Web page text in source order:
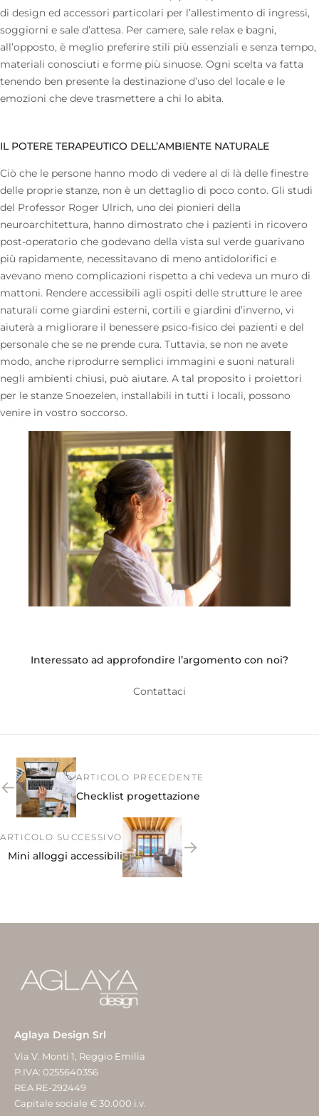
di design ed accessori particolari per l’allestimento di ingressi,
soggiorni e sale d’attesa. Per camere, sale relax e bagni,
all’opposto, è meglio preferire stili più essenziali e senza tempo,
materiali conosciuti e forme più sinuose. Ogni scelta va fatta
tenendo ben presente la destinazione d’uso del locale e le
emozioni che deve trasmettere a chi lo abita.
IL POTERE TERAPEUTICO DELL’AMBIENTE NATURALE
Ciò che le persone hanno modo di vedere al di là delle finestre
delle proprie stanze, non è un dettaglio di poco conto. Gli studi
del Professor Roger Ulrich, uno dei pionieri della
neuroarchitettura, hanno dimostrato che i pazienti in ricovero
post-operatorio che godevano della vista sul verde guarivano
più rapidamente, necessitavano di meno antidolorifici e
avevano meno complicazioni rispetto a chi vedeva un muro di
mattoni. Rendere accessibili agli ospiti delle strutture le aree
naturali come giardini esterni, cortili e giardini d’inverno, vi
aiuterà a migliorare il benessere psico-fisico dei pazienti e del
personale che se ne prende cura. Tuttavia, se non ne avete
modo, anche riprodurre semplici immagini e suoni naturali
negli ambienti chiusi, può aiutare. A tal proposito i proiettori
per le stanze Snoezelen, installabili in tutti i locali, possono
venire in vostro soccorso.
Interessato ad approfondire l’argomento con noi?
Contattaci
← ARTICOLO PRECEDENTE
Checklist progettazione
ARTICOLO SUCCESSIVO
Mini alloggi accessibili →
Aglaya Design Srl
Via V. Monti 1, Reggio Emilia
P.IVA: 0255640356
REA RE-292449
Capitale sociale € 30.000 i.v.